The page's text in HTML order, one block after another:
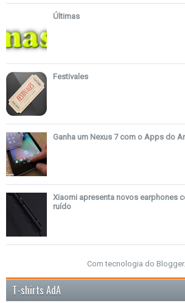
Últimas
Festivales
Ganha um Nexus 7 com o Apps do
Xiaomi apresenta novos earphones
ruído
Com tecnologia do Blogger.
T-shirts AdA